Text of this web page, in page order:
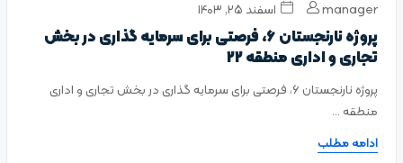
manager اسفند ۲۵, ۱۴۰۳
پروژه نارنجستان 6، فرصتی برای سرمایه گذاری در بخش
تجاری و اداری منطقه 22
پروژه نارنجستان 6، فرصتی برای سرمایه گذاری در بخش تجاری و اداری
منطقه ...
ادامه مطلب